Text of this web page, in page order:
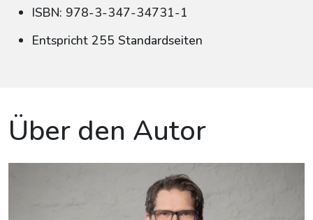
ISBN: 978-3-347-34731-1
Entspricht 255 Standardseiten
Über den Autor